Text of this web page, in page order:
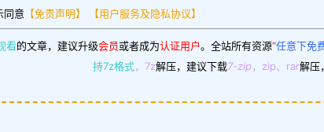
同意 【免责声明】 【用户服务及隐私协议】
看的文章，建议升级会员或者成为认证用户。 全站所有资源“任意下免
持7z格式，7z解压，建议下载7-zip，zip、rar解压